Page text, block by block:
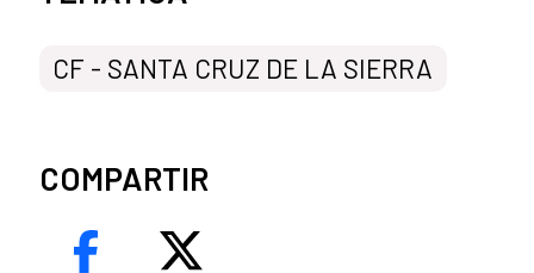
CF - SANTA CRUZ DE LA SIERRA
COMPARTIR